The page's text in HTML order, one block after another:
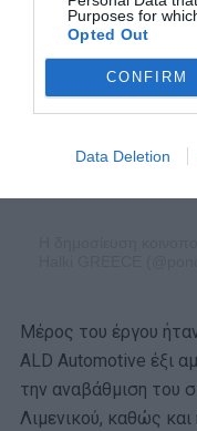
Purposes for
Opted Out
CONFIRM
Data Deletion
Μέρος του έργου
ALD Automotive έξι
την αναβάθμιση του
Λιμενικού, καθώς